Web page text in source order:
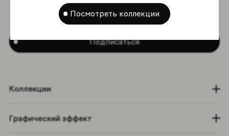
Посмотреть коллекции
Политике в отношении обработки
персональных данных*
Подписаться
Коллекции
Графический эффект